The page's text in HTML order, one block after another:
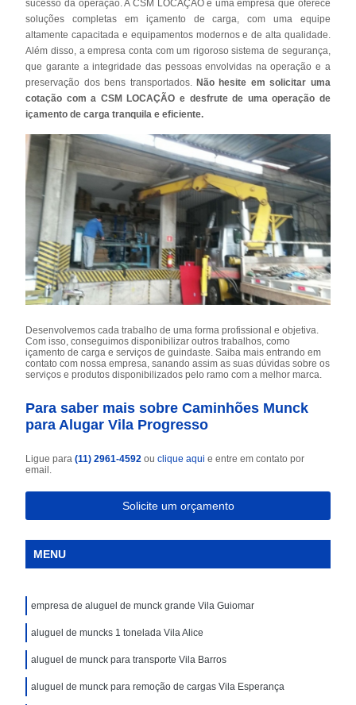
sucesso da operação. A CSM LOCAÇÃO é uma empresa que oferece
soluções completas em içamento de carga, com uma equipe
altamente capacitada e equipamentos modernos e de alta qualidade.
Além disso, a empresa conta com um rigoroso sistema de segurança,
que garante a integridade das pessoas envolvidas na operação e a
preservação dos bens transportados. Não hesite em solicitar uma
cotação com a CSM LOCAÇÃO e desfrute de uma operação de
içamento de carga tranquila e eficiente.
Desenvolvemos cada trabalho de uma forma profissional e objetiva.
Com isso, conseguimos disponibilizar outros trabalhos, como
içamento de carga e serviços de guindaste. Saiba mais entrando em
contato com nossa empresa, sanando assim as suas dúvidas sobre os
serviços e produtos disponibilizados pelo ramo com a melhor marca.
Para saber mais sobre Caminhões Munck
para Alugar Vila Progresso
Ligue para(11) 2961-4592ouclique aqui e entre em contato por
email.
Solicite um orçamento
MENU
empresa de aluguel de munck grande Vila Guiomar
aluguel de muncks 1 tonelada Vila Alice
aluguel de munck para transporte Vila Barros
aluguel de munck para remoção de cargas Vila Esperança